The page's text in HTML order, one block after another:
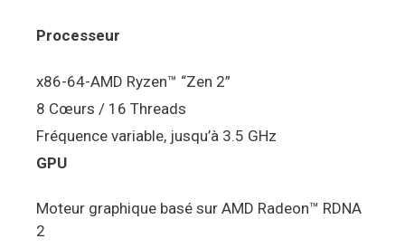
Processeur
x86-64-AMD Ryzen™ “Zen 2”
8 Cœurs / 16 Threads
Fréquence variable, jusqu’à 3.5 GHz
GPU
Moteur graphique basé sur AMD Radeon™ RDNA
2